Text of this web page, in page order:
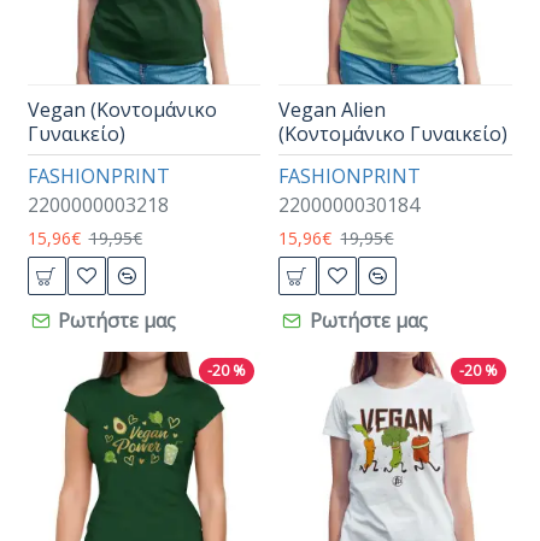
FASHIONPRINT
2200000003218
Vegan (Κοντομάνικο
Γυναικείο)
15,96€ 19,95€
Ρωτήστε μας
FASHIONPRINT
2200000030184
Vegan Alien
(Κοντομάνικο Γυναικείο)
15,96€ 19,95€
Ρωτήστε μας
-20 % -20 %